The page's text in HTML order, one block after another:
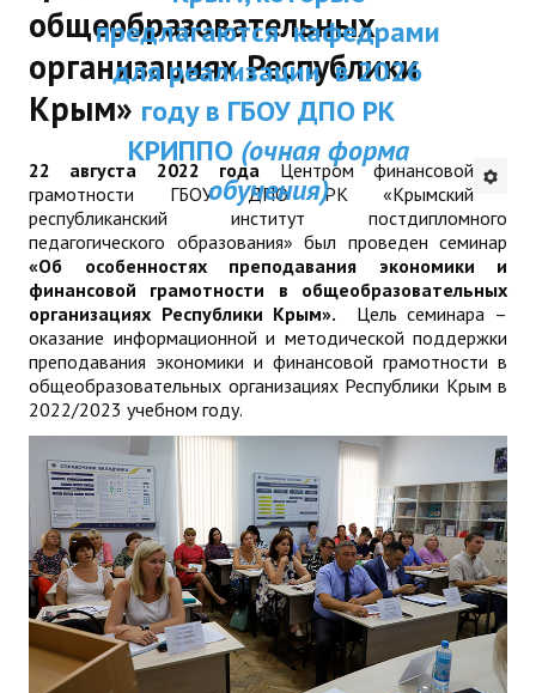
ДПО
Профессиональная переподготовка
Повышение квалификации
КОНТАКТЫ
ДПП ПК:
Актуальное
предлагаются
для реализации
году в ГБОУ
КРИППО
обучения)
Республики Крым и были одобрены
Ученым советом ГБОУ ДПО РК КРИППО.
Мы надеемся получить Ваши предложения
и отзывы на электронный
dpo@krippo.ru
Рекомендации «Об организации
сопровождения детей, утративших
родителей, в современных условиях»
общеобразовательных
организациях Республики
Крым»
22 августа 2022 года Центром финансовой
грамотности ГБОУ ДПО РК «Крымский
республиканский институт постдипломного
педагогического образования» был проведен семинар
«Об особенностях преподавания экономики и
финансовой грамотности в общеобразовательных
организациях Республики Крым». Цель семинара –
оказание информационной и методической поддержки
преподавания экономики и финансовой грамотности в
общеобразовательных организациях Республики Крым в
2022/2023 учебном году.